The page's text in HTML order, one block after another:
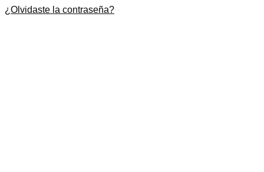
¿Olvidaste la contraseña?